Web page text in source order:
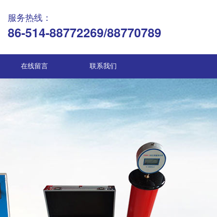
服务热线：
86-514-88772269/88770789
在线留言 联系我们